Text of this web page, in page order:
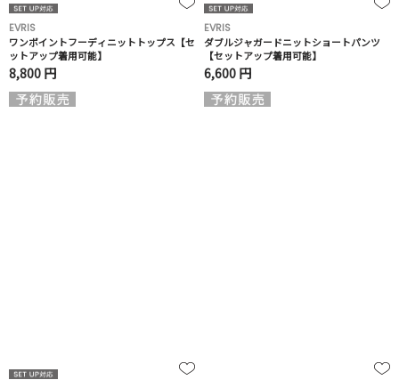
EVRIS
ワンポイントフーディニットトップス【セ
ットアップ着用可能】
8,800 円
EVRIS
ダブルジャガードニットショートパンツ
【セットアップ着用可能】
6,600 円